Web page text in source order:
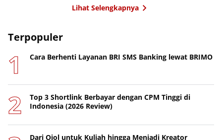
Lihat Selengkapnya
Terpopuler
Cara Berhenti Layanan BRI SMS Banking lewat BRIMO
Top 3 Shortlink Berbayar dengan CPM Tinggi di
Indonesia (2026 Review)
Dari Ojol untuk Kuliah hingga Menjadi Kreator